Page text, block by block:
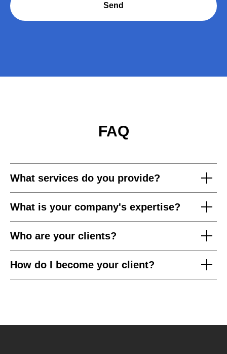
Send
FAQ
What services do you provide?
What is your company's expertise?
Who are your clients?
How do I become your client?